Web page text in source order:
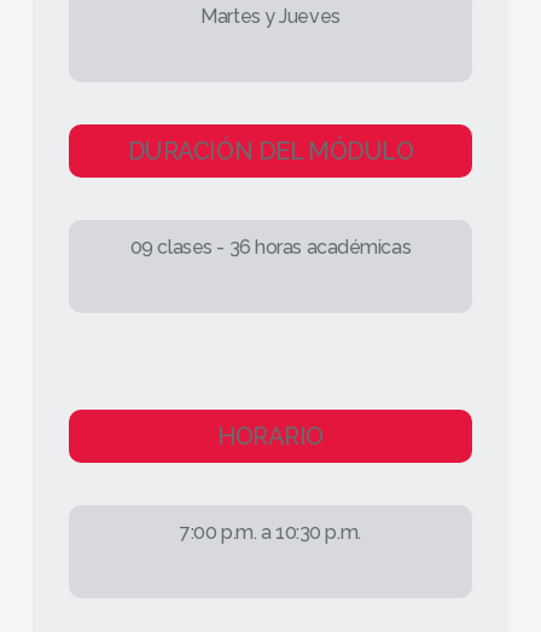
Martes y Jueves
DURACIÓN DEL MÓDULO
09 clases - 36 horas académicas
HORARIO
7:00 p.m. a 10:30 p.m.